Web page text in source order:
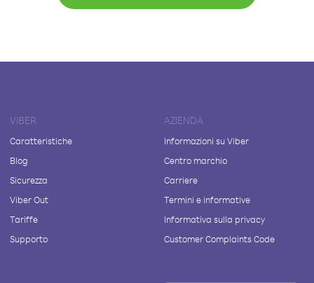
VIBER
Caratteristiche
Blog
Sicurezza
Viber Out
Tariffe
Supporto
AZIENDA
Informazioni su Viber
Centro marchio
Carriere
Termini e informative
Informativa sulla privacy
Customer Complaints Code